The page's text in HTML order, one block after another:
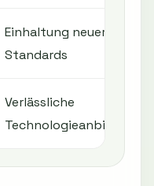
Einhaltung neuer
Standards
Verlässliche
Technologieanbieter